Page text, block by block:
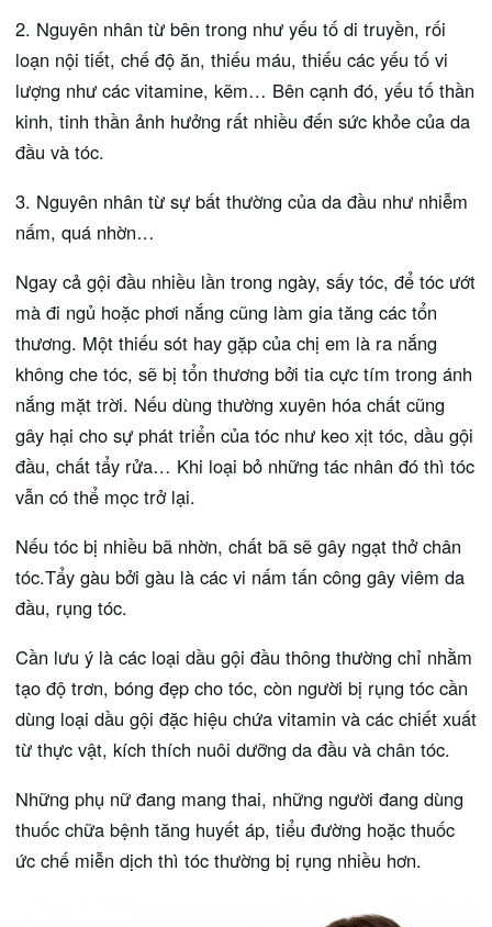
2. Nguyên nhân từ bên trong như yếu tố di truyền, rối
loạn nội tiết, chế độ ăn, thiếu máu, thiếu các yếu tố vi
lượng như các vitamine, kẽm… Bên cạnh đó, yếu tố thần
kinh, tinh thần ảnh hưởng rất nhiều đến sức khỏe của da
đầu và tóc.
3. Nguyên nhân từ sự bất thường của da đầu như nhiễm
nấm, quá nhờn…
Ngay cả gội đầu nhiều lần trong ngày, sấy tóc, để tóc ướt
mà đi ngủ hoặc phơi nắng cũng làm gia tăng các tổn
thương. Một thiếu sót hay gặp của chị em là ra nắng
không che tóc, sẽ bị tổn thương bởi tia cực tím trong ánh
nắng mặt trời. Nếu dùng thường xuyên hóa chất cũng
gây hại cho sự phát triển của tóc như keo xịt tóc, dầu gội
đầu, chất tẩy rửa… Khi loại bỏ những tác nhân đó thì tóc
vẫn có thể mọc trở lại.
Nếu tóc bị nhiều bã nhờn, chất bã sẽ gây ngạt thở chân
tóc.Tẩy gàu bởi gàu là các vi nấm tấn công gây viêm da
đầu, rụng tóc.
Cần lưu ý là các loại dầu gội đầu thông thường chỉ nhằm
tạo độ trơn, bóng đẹp cho tóc, còn người bị rụng tóc cần
dùng loại dầu gội đặc hiệu chứa vitamin và các chiết xuất
từ thực vật, kích thích nuôi dưỡng da đầu và chân tóc.
Những phụ nữ đang mang thai, những người đang dùng
thuốc chữa bệnh tăng huyết áp, tiểu đường hoặc thuốc
ức chế miễn dịch thì tóc thường bị rụng nhiều hơn.